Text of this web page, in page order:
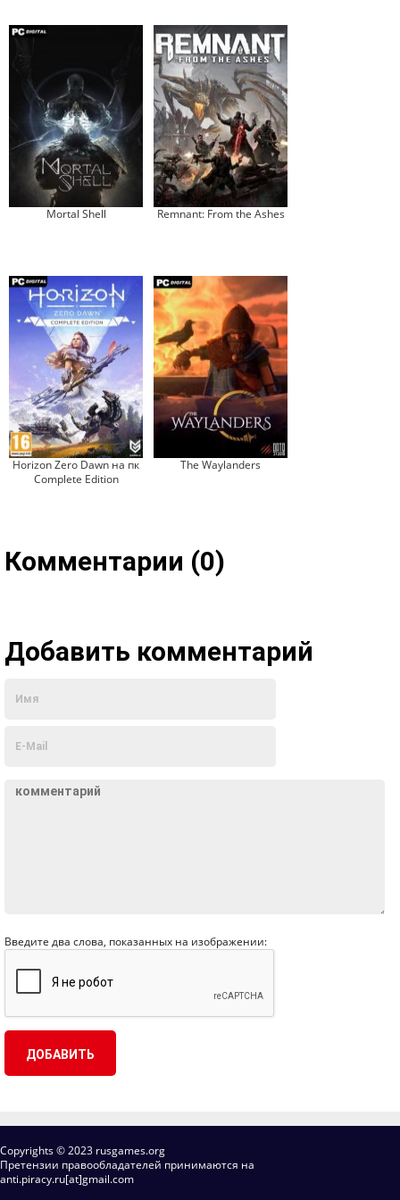
Mortal Shell Remnant: From the Ashes
Horizon Zero Dawn на пк
Complete Edition
The Waylanders
Комментарии (0)
Добавить комментарий
Введите два слова, показанных на изображении:
Copyrights © 2023 rusgames.org
Претензии правообладателей принимаются на
anti.piracy.ru[at]gmail.com